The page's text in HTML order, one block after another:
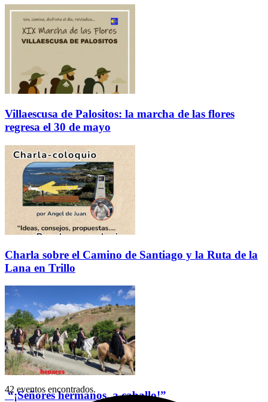
Villaescusa de Palositos: la marcha de las flores
regresa el 30 de mayo
Charla sobre el Camino de Santiago y la Ruta de la
Lana en Trillo
“¡Señores hermanos, a caballo!”
42 eventos encontrados.